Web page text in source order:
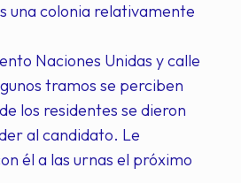
una colonia relativamente
Naciones Unidas y calle
tramos se perciben
los residentes se dieron
al candidato. Le
él a las urnas el próximo